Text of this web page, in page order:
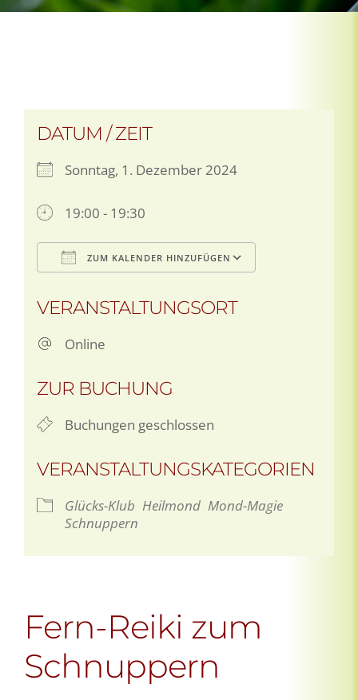
DATUM / ZEIT
Sonntag, 1. Dezember 2024
19:00 - 19:30
ZUM KALENDER HINZUFÜGEN
VERANSTALTUNGSORT
Online
ZUR BUCHUNG
Buchungen geschlossen
VERANSTALTUNGSKATEGORIEN
Glücks-Klub Heilmond Mond-Magie
Schnuppern
Fern-Reiki zum
Schnuppern